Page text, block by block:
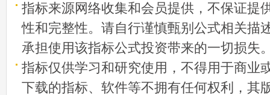
指标来源网络收集和会员提供，不保证提
性和完整性。请自行谨慎甄别公式相关描
承担使用该指标公式投资带来的一切损失
指标仅供学习和研究使用，不得用于商业
下载的指标、软件等不拥有任何权利，其